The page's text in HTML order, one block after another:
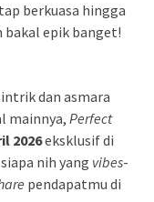
berkuasa hingga
bakal epik banget!
dan asmara
mainnya, Perfect
2026eksklusif di
nih yang vibes-
pendapatmu di